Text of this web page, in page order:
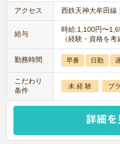
アクセス 西鉄天神大牟田線
給与
時給:1,100円〜
（経験・資格を考
勤務時間 早番 日勤
こだわり
条件
未 経 験 ブ